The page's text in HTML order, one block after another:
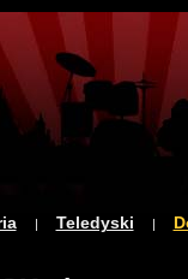
| Teledyski |